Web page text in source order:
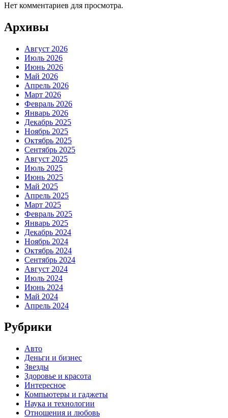
Нет комментариев для просмотра.
Архивы
Август 2026
Июль 2026
Июнь 2026
Май 2026
Апрель 2026
Март 2026
Февраль 2026
Январь 2026
Декабрь 2025
Ноябрь 2025
Октябрь 2025
Сентябрь 2025
Август 2025
Июль 2025
Июнь 2025
Май 2025
Апрель 2025
Март 2025
Февраль 2025
Январь 2025
Декабрь 2024
Ноябрь 2024
Октябрь 2024
Сентябрь 2024
Август 2024
Июль 2024
Июнь 2024
Май 2024
Апрель 2024
Рубрики
Авто
Деньги и бизнес
Звезды
Здоровье и красота
Интересное
Компьютеры и гаджеты
Наука и технологии
Отношения и любовь